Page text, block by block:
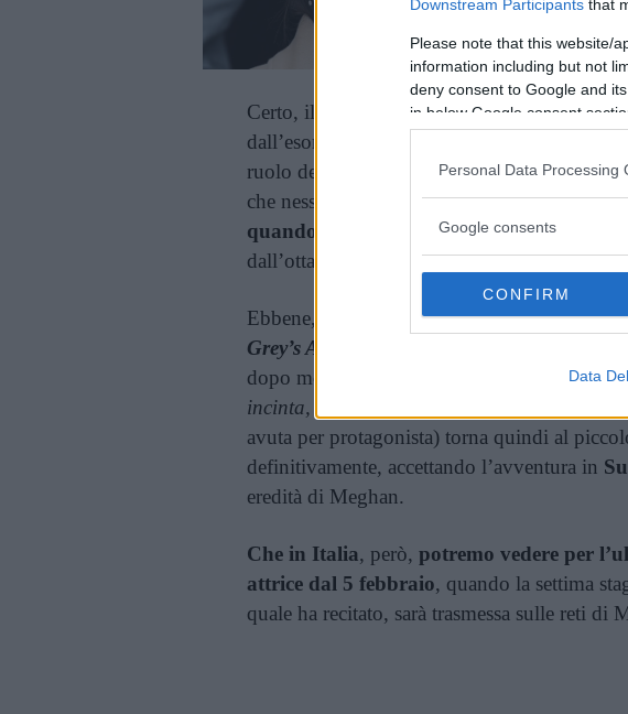
Downstream Participants that
Please note that this website/
information including but not
deny consent to Google and
in below Google consent
Personal Data Processing
Google consents
CONFIRM
Data
Certo, il vuoto lasciato da Meghan nella serie
dall’esordio, nel 2011, sembra incolmabile,
ruolo della giovane assistente legale Rachel
che nessuna l’avrebbe mai potuta sostituire
quando non abbiamo saputo chi andrà a
dall’ottava stagione della serie.
Ebbene, a entrare a far parte del cast sarà
Grey’s Anatomy
dopo molti ruoli importanti al cinema in film
incinta, 27 volte in bianco, La dura verità
avuta per protagonista) torna quindi al
definitivamente, accettando l’avventura in
eredità di Meghan.
Che in Italia, però, potremo vedere per
attrice dal 5 febbraio, quando la settima
quale ha recitato, sarà trasmessa sulle reti di